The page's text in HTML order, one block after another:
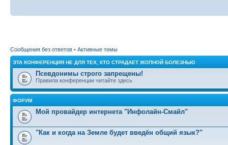
Сообщения без ответов • Активные темы
ЭТА КОНФЕРЕНЦИЯ НЕ ДЛЯ ТЕХ, КТО СТРАДАЕТ ЖОПНОЙ БОЛЕЗНЬЮ
Псевдонимы строго запрещены!
Правила конференции читайте здесь
ФОРУМ
Мой провайдер интернета "Инфолайн-Смайл"
"Как и когда на Земле будет введён общий язык?"